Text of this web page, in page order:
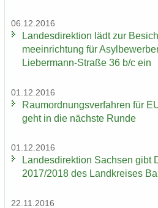
06.12.2016
Lan­des­di­rek­ti­on lädt zur
me­ein­rich­tung für
Liebermann-Straße 36 b/c ein
01.12.2016
Raum­ord­nungs­ver­fah­ren für
geht in die nächs­te Runde
01.12.2016
Lan­des­di­rek­ti­on Sach­sen gibt
2017/2018 des Land­krei­ses
22.11.2016